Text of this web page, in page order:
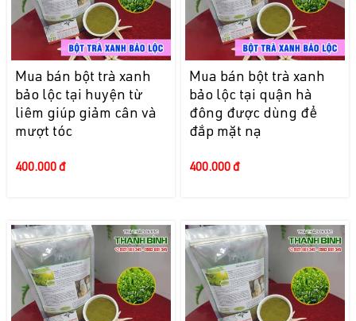
Mua bán bột trà xanh
bảo lộc tại huyện từ
liêm giúp giảm cân và
mượt tóc
400.000 đ
Mua bán bột trà xanh
bảo lộc tại quận hà
đông được dùng để
đắp mặt nạ
400.000 đ